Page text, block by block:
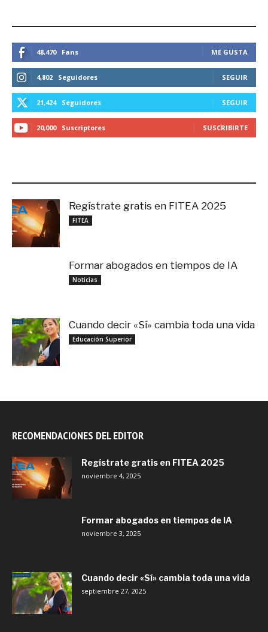
48,470 Fans ME GUSTA
4,802 Seguidores SEGUIR
21,424 Seguidores SEGUIR
20,000 Suscriptores SUSCRIBIRTE
Regístrate gratis en FITEA 2025
FITEA
Formar abogados en tiempos de IA
Noticias
Cuando decir «Sí» cambia toda una vida
Educación Superior
RECOMENDACIONES DEL EDITOR
Regístrate gratis en FITEA 2025
noviembre 4, 2025
Formar abogados en tiempos de IA
noviembre 3, 2025
Cuando decir «Sí» cambia toda una vida
septiembre 27, 2025